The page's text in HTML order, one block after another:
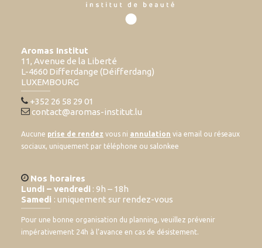
Aromas Institut
11, Avenue de la Liberté
L-4660 Differdange (Déifferdang)
LUXEMBOURG
+352 26 58 29 01
contact@aromas-institut.lu
Aucune prise de rendez vous ni annulation via email ou réseaux
sociaux, uniquement par téléphone ou salonkee
Nos horaires
Lundi – vendredi : 9h – 18h
Samedi : uniquement sur rendez-vous
Pour une bonne organisation du planning, veuillez prévenir
impérativement 24h à l’avance en cas de désistement.